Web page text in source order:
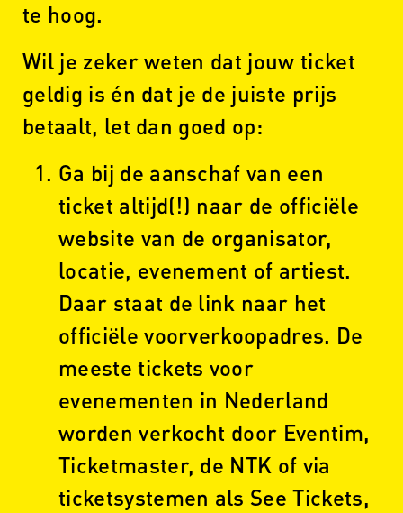
te hoog.
Wil je zeker weten dat jouw ticket
geldig is én dat je de juiste prijs
betaalt, let dan goed op:
Ga bij de aanschaf van een
ticket altijd(!) naar de officiële
website van de organisator,
locatie, evenement of artiest.
Daar staat de link naar het
officiële voorverkoopadres. De
meeste tickets voor
evenementen in Nederland
worden verkocht door Eventim,
Ticketmaster, de NTK of via
ticketsystemen als See Tickets,